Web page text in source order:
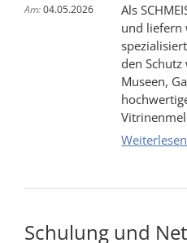
Am:04.05.2026
Als
und liefern
den
Museen,
Schulung und